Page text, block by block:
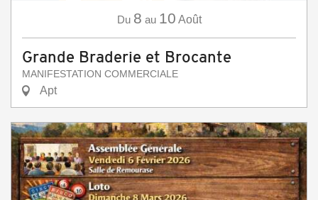
Du 8 au 10 Août
Grande Braderie et Brocante
MANIFESTATION COMMERCIALE
Apt